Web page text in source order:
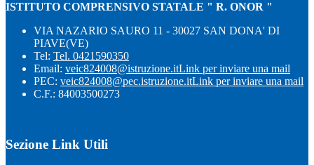
ISTITUTO COMPRENSIVO STATALE " R. ONOR "
VIA NAZARIO SAURO 11 - 30027 SAN DONA' DI
PIAVE(VE)
Tel: Tel. 0421590350
Email: veic824008@istruzione.itLink per inviare una mail
PEC: veic824008@pec.istruzione.itLink per inviare una mail
C.F.: 84003500273
Sezione Link Utili